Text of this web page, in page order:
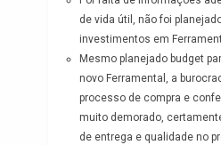
de vida útil, não foi
investimentos em
Mesmo planejado budget
novo Ferramental, a
processo de compra e
muito demorado,
de entrega e qualidade no